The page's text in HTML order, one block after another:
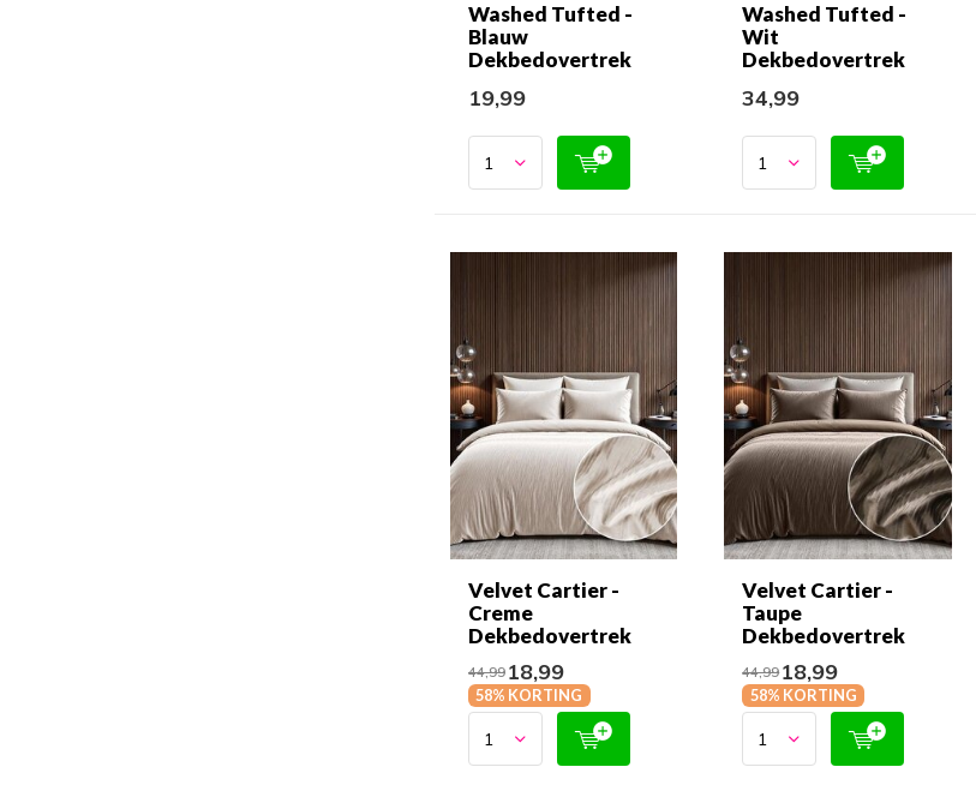
Washed Tufted -
Blauw
Dekbedovertrek
19,99
Washed Tufted -
Wit
Dekbedovertrek
34,99
Velvet Cartier -
Creme
Dekbedovertrek
44,9918,99
58% KORTING
Velvet Cartier -
Taupe
Dekbedovertrek
44,9918,99
58% KORTING